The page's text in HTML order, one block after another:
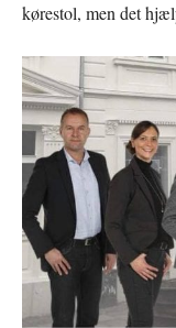
kørestol, men det